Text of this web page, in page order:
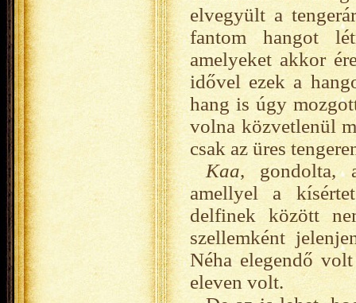
elvegyült a
fantom hangot
amelyeket akkor
idővel ezek a
hang is úgy
volna közvetlenül
csak az üres
Kaa, gondolta,
amellyel a
delfinek között
szellemként
Néha elegendő
eleven volt.